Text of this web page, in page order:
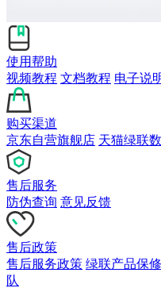
使用帮助
视频教程 文档教程 电子说
购买渠道
京东自营旗舰店 天猫绿联
售后服务
防伪查询 意见反馈
售后政策
售后服务政策 绿联产品保
队